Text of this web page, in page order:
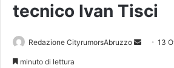
tecnico Ivan Tisci
Redazione CityrumorsAbruzzo 13
minuto di lettura